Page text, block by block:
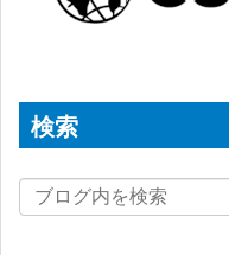
検索